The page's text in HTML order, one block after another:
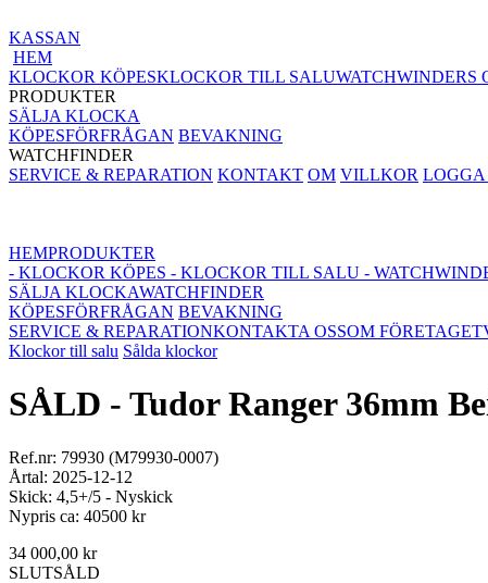
KASSAN
HEM
KLOCKOR KÖPESKLOCKOR TILL SALUWATCHWINDERS
PRODUKTER
SÄLJA KLOCKA
KÖPESFÖRFRÅGAN BEVAKNING
WATCHFINDER
SERVICE & REPARATION KONTAKT OM VILLKOR LOGGA
HEMPRODUKTER
- KLOCKOR KÖPES - KLOCKOR TILL SALU -
SÄLJA KLOCKAWATCHFINDER
KÖPESFÖRFRÅGAN BEVAKNING
SERVICE & REPARATIONKONTAKTA OSSOM FÖRETAGET
Klockor till salu Sålda klockor
SÅLD - Tudor Ranger 36mm
Ref.nr: 79930 (M79930-0007)
Årtal: 2025-12-12
Skick: 4,5+/5 - Nyskick
Nypris ca: 40500 kr
34 000,00 kr
SLUTSÅLD